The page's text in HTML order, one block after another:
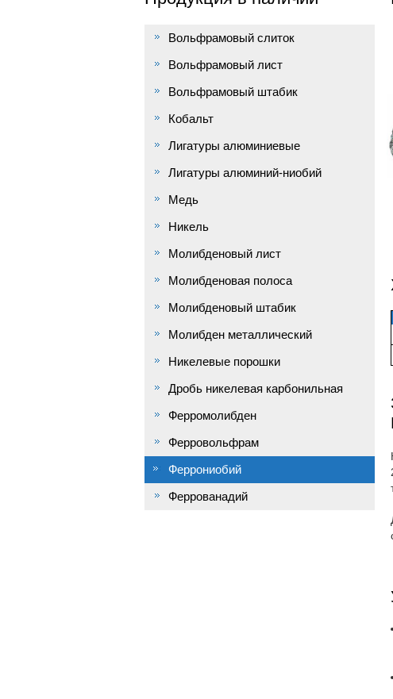
Вольфрамовый слиток
Вольфрамовый лист
Вольфрамовый штабик
Кобальт
Лигатуры алюминиевые
Лигатуры алюминий-ниобий
Медь
Никель
Молибденовый лист
Молибденовая полоса
Молибденовый штабик
Молибден металлический
Никелевые порошки
Дробь никелевая карбонильная
Ферромолибден
Ферровольфрам
Феррониобий
Феррованадий